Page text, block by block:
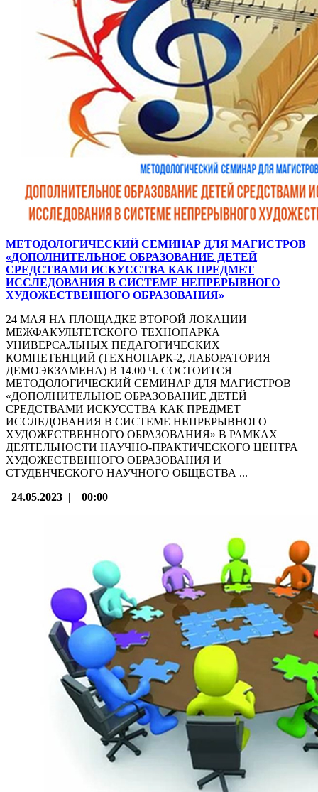
МЕТОДОЛОГИЧЕСКИЙ СЕМИНАР ДЛЯ МАГИСТРОВ
«ДОПОЛНИТЕЛЬНОЕ ОБРАЗОВАНИЕ ДЕТЕЙ
СРЕДСТВАМИ ИСКУССТВА КАК ПРЕДМЕТ
ИССЛЕДОВАНИЯ В СИСТЕМЕ НЕПРЕРЫВНОГО
ХУДОЖЕСТВЕННОГО ОБРАЗОВАНИЯ»
24 МАЯ НА ПЛОЩАДКЕ ВТОРОЙ ЛОКАЦИИ
МЕЖФАКУЛЬТЕТСКОГО ТЕХНОПАРКА
УНИВЕРСАЛЬНЫХ ПЕДАГОГИЧЕСКИХ
КОМПЕТЕНЦИЙ (ТЕХНОПАРК-2, ЛАБОРАТОРИЯ
ДЕМОЭКЗАМЕНА) В 14.00 Ч. СОСТОИТСЯ
МЕТОДОЛОГИЧЕСКИЙ СЕМИНАР ДЛЯ МАГИСТРОВ
«ДОПОЛНИТЕЛЬНОЕ ОБРАЗОВАНИЕ ДЕТЕЙ
СРЕДСТВАМИ ИСКУССТВА КАК ПРЕДМЕТ
ИССЛЕДОВАНИЯ В СИСТЕМЕ НЕПРЕРЫВНОГО
ХУДОЖЕСТВЕННОГО ОБРАЗОВАНИЯ» В РАМКАХ
ДЕЯТЕЛЬНОСТИ НАУЧНО-ПРАКТИЧЕСКОГО ЦЕНТРА
ХУДОЖЕСТВЕННОГО ОБРАЗОВАНИЯ И
СТУДЕНЧЕСКОГО НАУЧНОГО ОБЩЕСТВА ...
24.05.2023 | 00:00